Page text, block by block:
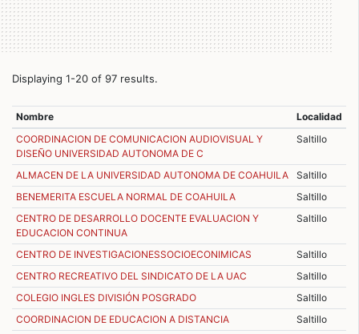
Displaying 1-20 of 97 results.
Nombre
Localidad
COORDINACION DE COMUNICACION AUDIOVISUAL Y
DISEÑO UNIVERSIDAD AUTONOMA DE C
Saltillo
ALMACEN DE LA UNIVERSIDAD AUTONOMA DE COAHUILA
Saltillo
BENEMERITA ESCUELA NORMAL DE COAHUILA
Saltillo
CENTRO DE DESARROLLO DOCENTE EVALUACION Y
EDUCACION CONTINUA
Saltillo
CENTRO DE INVESTIGACIONESSOCIOECONIMICAS
Saltillo
CENTRO RECREATIVO DEL SINDICATO DE LA UAC
Saltillo
COLEGIO INGLES DIVISIÓN POSGRADO
Saltillo
COORDINACION DE EDUCACION A DISTANCIA
Saltillo